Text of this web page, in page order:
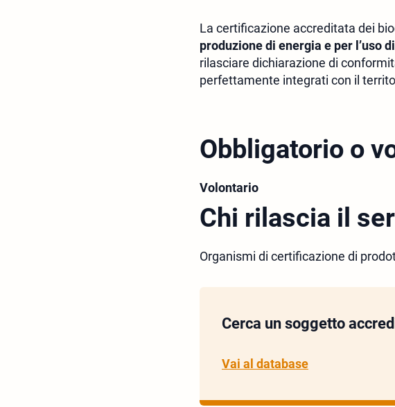
La certificazione accreditata dei
produzione di energia e per l’uso
rilasciare dichiarazione di
perfettamente integrati con il
Obbligatorio o
Volontario
Chi rilascia il
Organismi di certificazione di
Cerca un soggetto
Vai al database